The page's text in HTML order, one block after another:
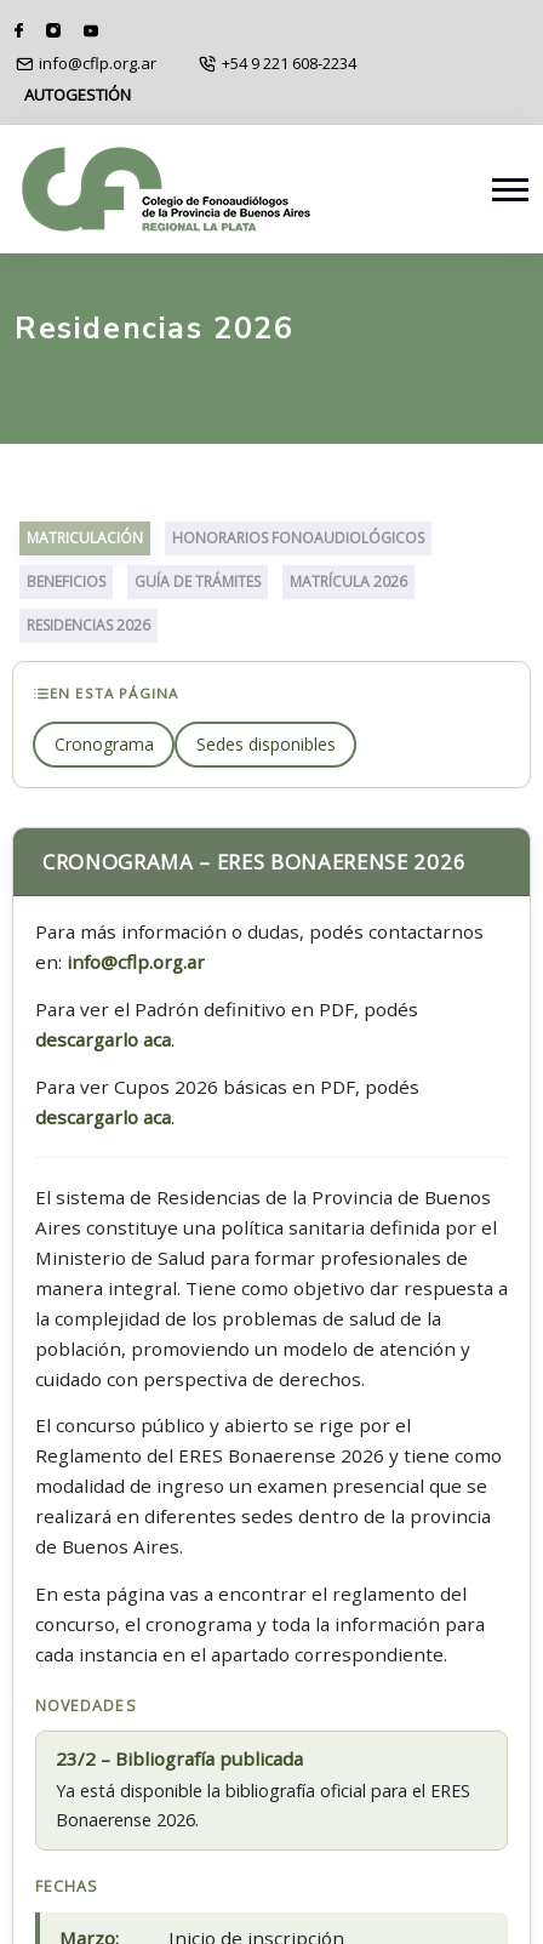
info@cflp.org.ar
+54 9 221 608-2234
AUTOGESTIÓN
Residencias 2026
MATRICULACIÓN HONORARIOS FONOAUDIOLÓGICOS
BENEFICIOS GUÍA DE TRÁMITES MATRÍCULA 2026
RESIDENCIAS 2026
EN ESTA PÁGINA
Cronograma Sedes disponibles
CRONOGRAMA – ERES BONAERENSE 2026
Para más información o dudas, podés contactarnos
en: info@cflp.org.ar
Para ver el Padrón definitivo en PDF, podés
descargarlo aca.
Para ver Cupos 2026 básicas en PDF, podés
descargarlo aca.
El sistema de Residencias de la Provincia de Buenos
Aires constituye una política sanitaria definida por el
Ministerio de Salud para formar profesionales de
manera integral. Tiene como objetivo dar respuesta a
la complejidad de los problemas de salud de la
población, promoviendo un modelo de atención y
cuidado con perspectiva de derechos.
El concurso público y abierto se rige por el
Reglamento del ERES Bonaerense 2026 y tiene como
modalidad de ingreso un examen presencial que se
realizará en diferentes sedes dentro de la provincia
de Buenos Aires.
En esta página vas a encontrar el reglamento del
concurso, el cronograma y toda la información para
cada instancia en el apartado correspondiente.
NOVEDADES
23/2 – Bibliografía publicada
Ya está disponible la bibliografía oficial para el ERES
Bonaerense 2026.
FECHAS
Marzo: Inicio de inscripción